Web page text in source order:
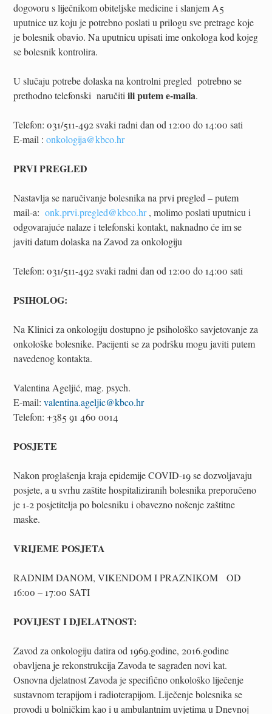
dogovoru s liječnikom obiteljske medicine i slanjem A5
uputnice uz koju je potrebno poslati u prilogu sve pretrage koje
je bolesnik obavio. Na uputnicu upisati ime onkologa kod kojeg
se bolesnik kontrolira.
U slučaju potrebe dolaska na kontrolni pregled potrebno se
prethodno telefonski naručiti ili putem e-maila.
Telefon: 031/511-492 svaki radni dan od 12:00 do 14:00 sati
E-mail : onkologija@kbco.hr
PRVI PREGLED
Nastavlja se naručivanje bolesnika na prvi pregled – putem
mail-a: onk.prvi.pregled@kbco.hr, molimo poslati uputnicu i
odgovarajuće nalaze i telefonski kontakt, naknadno će im se
javiti datum dolaska na Zavod za onkologiju
Telefon: 031/511-492 svaki radni dan od 12:00 do 14:00 sati
PSIHOLOG:
Na Klinici za onkologiju dostupno je psihološko savjetovanje za
onkološke bolesnike. Pacijenti se za podršku mogu javiti putem
navedenog kontakta.
Valentina Ageljić, mag. psych.
E-mail: valentina.ageljic@kbco.hr
Telefon: +385 91 460 0014
POSJETE
Nakon proglašenja kraja epidemije COVID-19 se dozvoljavaju
posjete, a u svrhu zaštite hospitaliziranih bolesnika preporučeno
je 1-2 posjetitelja po bolesniku i obavezno nošenje zaštitne
maske.
VRIJEME POSJETA
RADNIM DANOM, VIKENDOM I PRAZNIKOM OD
16:00 – 17:00 SATI
POVIJEST I DJELATNOST:
Zavod za onkologiju datira od 1969.godine, 2016.godine
obavljena je rekonstrukcija Zavoda te sagrađen novi kat.
Osnovna djelatnost Zavoda je specifično onkološko liječenje
sustavnom terapijom i radioterapijom. Liječenje bolesnika se
provodi u bolničkim kao i u ambulantnim uvjetima u Dnevnoj